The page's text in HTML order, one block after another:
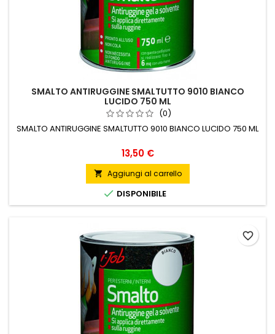
SMALTO ANTIRUGGINE SMALTUTTO 9010 BIANCO
LUCIDO 750 ML
(0)
SMALTO ANTIRUGGINE SMALTUTTO 9010 BIANCO LUCIDO 750 ML
Prezzo
13,50 €
 Aggiungi al carrello
 DISPONIBILE
favorite_border